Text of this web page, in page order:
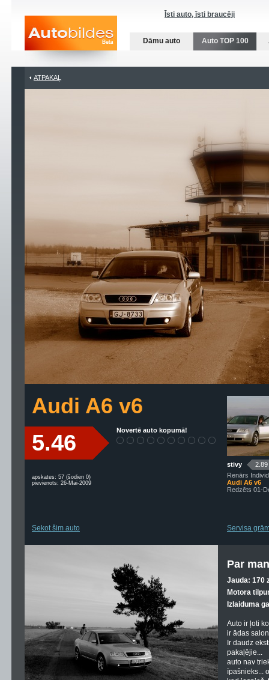
Īsti auto, īsti braucēji
Dāmu auto Auto TOP 100
ATPAKAĻ
Audi A6 v6
5.46 Novertē auto kopumā!
apskates: 57 (šodien 0)
pievienots: 26-Mai-2009
Sekot šim auto
stivy
2.89
Renārs
Audi A6 v6
Redzēts 01-
Servisa
Par
Jauda: 170
Motora
Izlaiduma
Auto ir ļoti
ir ādas
Ir daudz
pakaļējie...
auto nav
īpašnieks...